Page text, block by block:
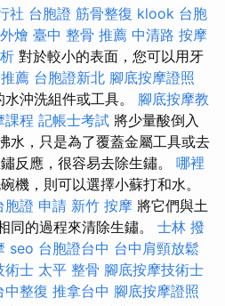
社 台胞證 筋骨整復 klook 台胞
燴 臺中 整骨 推薦 中清路 按摩
對於較小的表面，您可以用牙
薦 台胞證新北 腳底按摩證照
沖洗組件或工具。 腳底按摩教
課程 記帳士考試 將少量酸倒入
水，只是為了覆蓋金屬工具或去
反應，很容易去除生鏽。 哪裡
機，則可以選擇小蘇打和水。
胞證 申請 新竹 按摩 將它們與土
同的過程來清除生鏽。 士林 撥
seo 台胞證台中 台中肩頸放鬆
術士 太平 整骨 腳底按摩技術士
中整復 推拿台中 腳底按摩證照